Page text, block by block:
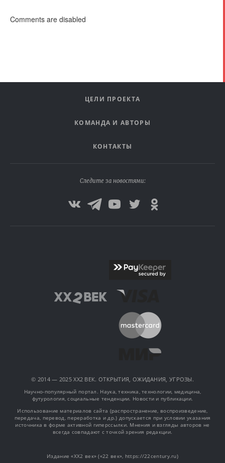
Comments are disabled
ЦЕЛИ ПРОЕКТА
КОМАНДА И АВТОРЫ
КОНТАКТЫ
Следите за новостями:
© 2014 — 2025 XX2 ВЕК. ОТКРЫТИЯ, ОЖИДАНИЯ, УГРОЗЫ.
Научно-популярный портал. Наука, техника, технологии, медицина,
футурология, социальные тенденции. Новости и публикации.
Использование материалов сайта (распространение, воспроизведение,
передача, перевод, переработка и др.) допускается при условии указания
источника в форме активной гиперссылки. Мнения и взгляды авторов не
всегда совпадают с точкой зрения редакции.
Издание «XX2 век» («22 век», https://22century.ru)